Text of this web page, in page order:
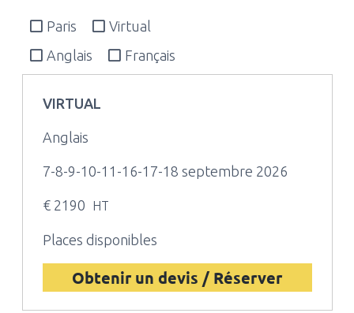
Paris
Virtual
Anglais
Français
VIRTUAL
Anglais
7-8-9-10-11-16-17-18 septembre 2026
€ 2190 HT
Places disponibles
Obtenir un devis / Réserver